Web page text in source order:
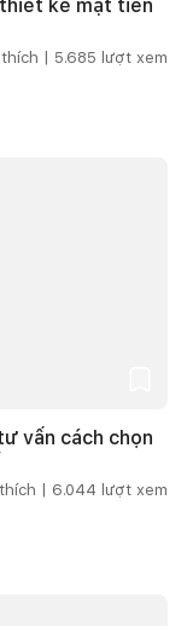
kế mặt tiền
| 5.685 lượt xem
vấn cách chọn
| 6.044 lượt xem